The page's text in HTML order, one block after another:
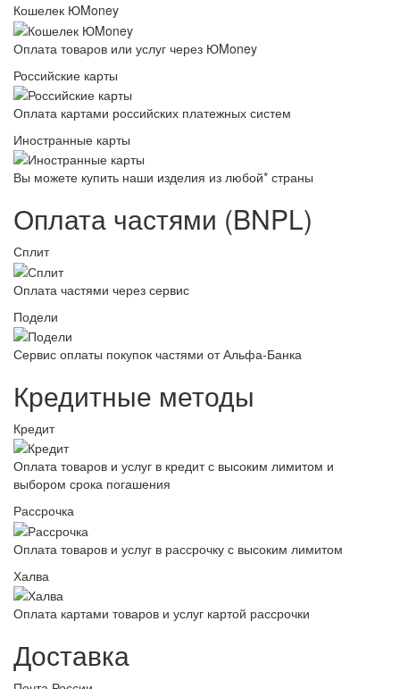
Кошелек ЮMoney
Оплата товаров или услуг через ЮMoney
Российские карты
Оплата картами российских платежных систем
Иностранные карты
Вы можете купить наши изделия из любой* страны
Оплата частями (BNPL)
Сплит
Оплата частями через сервис
Подели
Сервис оплаты покупок частями от Альфа-Банка
Кредитные методы
Кредит
Оплата товаров и услуг в кредит с высоким лимитом и
выбором срока погашения
Рассрочка
Оплата товаров и услуг в рассрочку с высоким лимитом
Халва
Оплата картами товаров и услуг картой рассрочки
Доставка